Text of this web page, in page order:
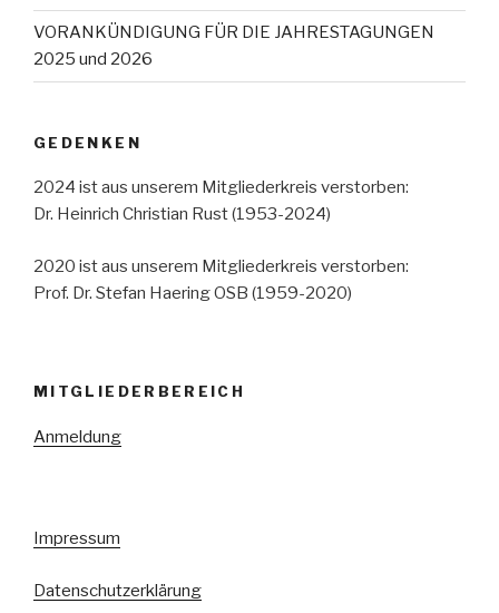
VORANKÜNDIGUNG FÜR DIE JAHRESTAGUNGEN
2025 und 2026
GEDENKEN
2024 ist aus unserem Mitgliederkreis verstorben:
Dr. Heinrich Christian Rust (1953-2024)
2020 ist aus unserem Mitgliederkreis verstorben:
Prof. Dr. Stefan Haering OSB (1959-2020)
MITGLIEDERBEREICH
Anmeldung
Impressum
Datenschutzerklärung